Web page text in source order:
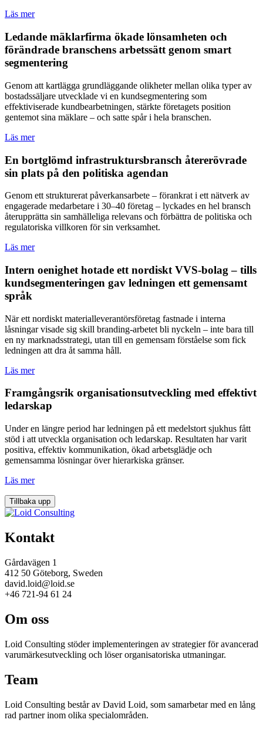
Läs mer
Ledande mäklarfirma ökade lönsamheten och
förändrade branschens arbetssätt genom smart
segmentering
Genom att kartlägga grundläggande olikheter mellan olika typer av
bostadssäljare utvecklade vi en kundsegmentering som
effektiviserade kundbearbetningen, stärkte företagets position
gentemot sina mäklare – och satte spår i hela branschen.
Läs mer
En bortglömd infrastruktursbransch återerövrade
sin plats på den politiska agendan
Genom ett strukturerat påverkansarbete – förankrat i ett nätverk av
engagerade medarbetare i 30–40 företag – lyckades en hel bransch
återupprätta sin samhälleliga relevans och förbättra de politiska och
regulatoriska villkoren för sin verksamhet.
Läs mer
Intern oenighet hotade ett nordiskt VVS-bolag – tills
kundsegmenteringen gav ledningen ett gemensamt
språk
När ett nordiskt materialleverantörsföretag fastnade i interna
låsningar visade sig skill branding-arbetet bli nyckeln – inte bara till
en ny marknadsstrategi, utan till en gemensam förståelse som fick
ledningen att dra åt samma håll.
Läs mer
Framgångsrik organisationsutveckling med effektivt
ledarskap
Under en längre period har ledningen på ett medelstort sjukhus fått
stöd i att utveckla organisation och ledarskap. Resultaten har varit
positiva, effektiv kommunikation, ökad arbetsglädje och
gemensamma lösningar över hierarkiska gränser.
Läs mer
Tillbaka upp
Kontakt
Gårdavägen 1
412 50 Göteborg, Sweden
david.loid@loid.se
+46 721-94 61 24
Om oss
Loid Consulting stöder implementeringen av strategier för avancerad
varumärkesutveckling och löser organisatoriska utmaningar.
Team
Loid Consulting består av David Loid, som samarbetar med en lång
rad partner inom olika specialområden.